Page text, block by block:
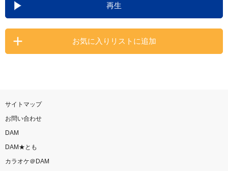
カラオケ最新情報をチェック！
再生
お気に入りリストに追加
サイトマップ
お問い合わせ
DAM
DAM★とも
カラオケ＠DAM